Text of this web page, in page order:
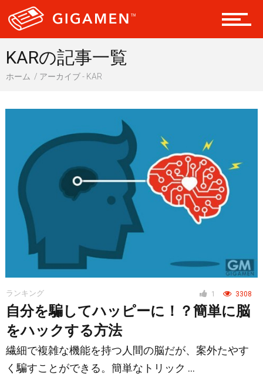
ヘルス・健康
仮想通貨
スマートフォン
KARの記事一覧
ホーム アーカイブ - KAR
1 3308
ランキング
自分を騙してハッピーに！？簡単に脳
をハックする方法
繊細で複雑な機能を持つ人間の脳だが、案外たやす
く騙すことができる。簡単なトリック …